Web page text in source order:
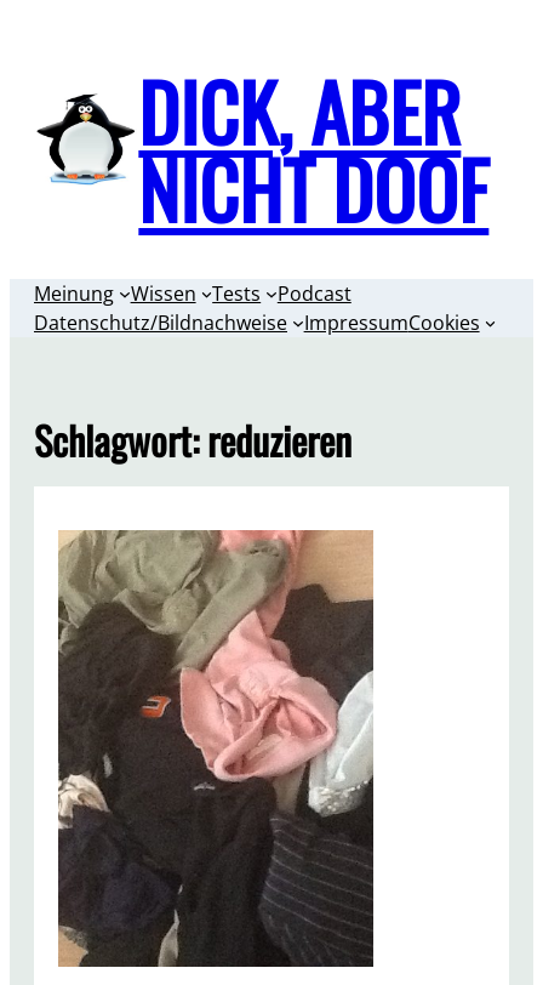
springen
DICK, ABER
NICHT DOOF
Meinung Wissen Tests
Podcast
Datenschutz/Bildnachweise
ImpressumCookies
Schlagwort:reduzieren